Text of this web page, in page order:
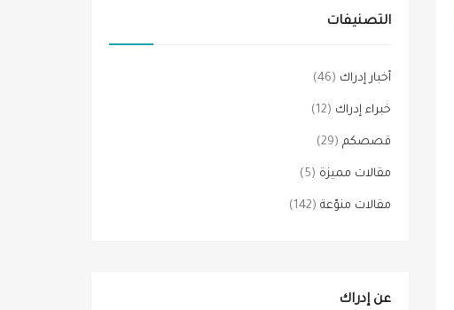
التصنيفات
أخبار إدراك (46)
خبراء إدراك (12)
قصصكم (29)
مقالات مميزة (5)
مقالات منوّعة (142)
عن إدراك